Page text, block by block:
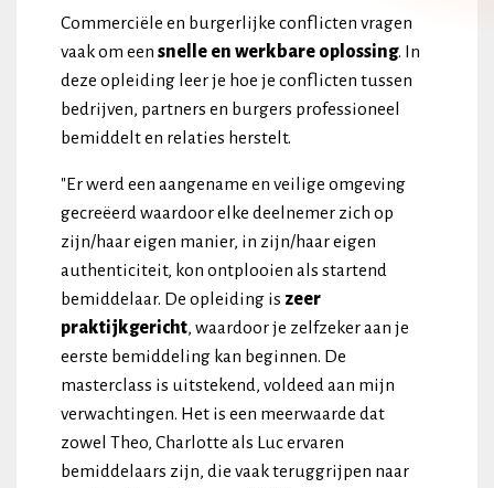
Commerciële en burgerlijke conflicten vragen
vaak om een snelle en werkbare oplossing. In
deze opleiding leer je hoe je conflicten tussen
bedrijven, partners en burgers professioneel
bemiddelt en relaties herstelt.
"Er werd een aangename en veilige omgeving
gecreëerd waardoor elke deelnemer zich op
zijn/haar eigen manier, in zijn/haar eigen
authenticiteit, kon ontplooien als startend
bemiddelaar. De opleiding is zeer
praktijkgericht, waardoor je zelfzeker aan je
eerste bemiddeling kan beginnen. De
masterclass is uitstekend, voldeed aan mijn
verwachtingen. Het is een meerwaarde dat
zowel Theo, Charlotte als Luc ervaren
bemiddelaars zijn, die vaak teruggrijpen naar